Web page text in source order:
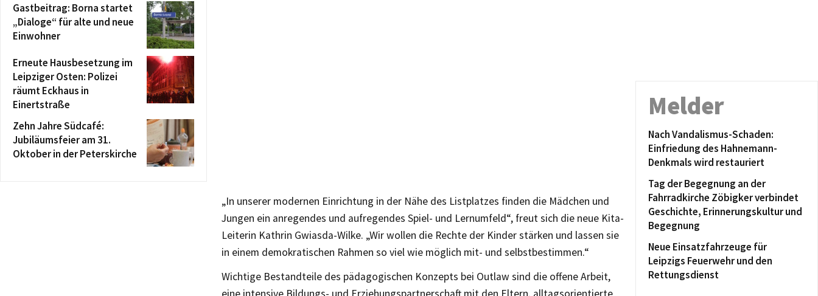
„In unserer modernen Einrichtung in der Nähe des Listplatzes finden die Mädchen und
Jungen ein anregendes und aufregendes Spiel- und Lernumfeld“, freut sich die neue Kita-
Leiterin Kathrin Gwiasda-Wilke. „Wir wollen die Rechte der Kinder stärken und lassen sie
in einem demokratischen Rahmen so viel wie möglich mit- und selbstbestimmen.“
Wichtige Bestandteile des pädagogischen Konzepts bei Outlaw sind die offene Arbeit,
Gastbeitrag: Borna startet
„Dialoge“ für alte und neue
Einwohner
Erneute Hausbesetzung im
Leipziger Osten: Polizei
räumt Eckhaus in
Einertstraße
Zehn Jahre Südcafé:
Jubiläumsfeier am 31.
Oktober in der Peterskirche
Melder
Nach Vandalismus-Schaden:
Einfriedung des Hahnemann-
Denkmals wird restauriert
Tag der Begegnung an der
Fahrradkirche Zöbigker verbindet
Geschichte, Erinnerungskultur und
Begegnung
Neue Einsatzfahrzeuge für
Leipzigs Feuerwehr und den
Rettungsdienst